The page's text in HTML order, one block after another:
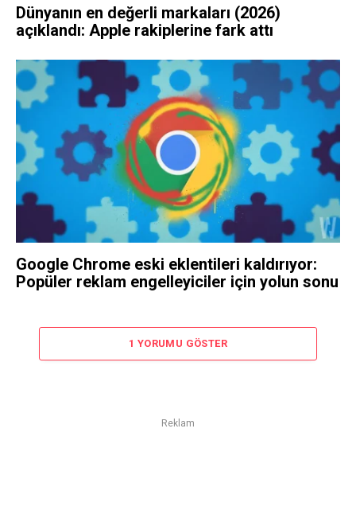
Dünyanın en değerli markaları (2026)
açıklandı: Apple rakiplerine fark attı
Google Chrome eski eklentileri kaldırıyor:
Popüler reklam engelleyiciler için yolun sonu
1 YORUMU GÖSTER
Reklam